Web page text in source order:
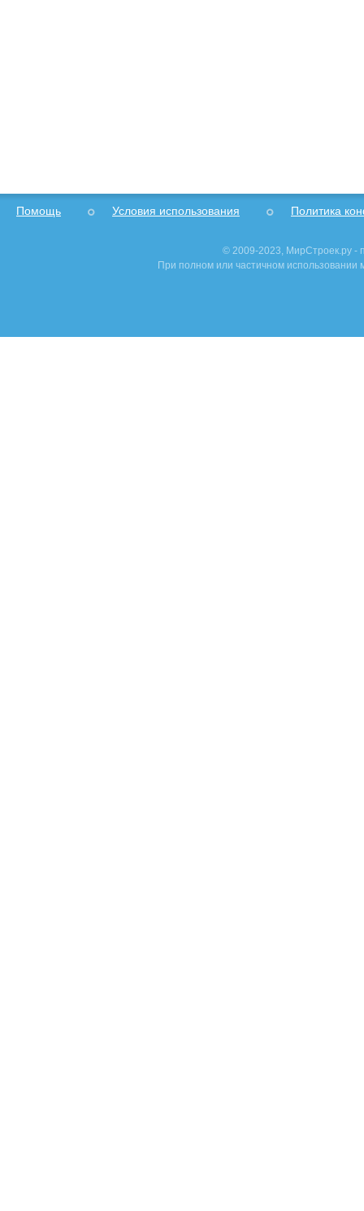
Помощь Условия использования Политика
© 2009-2023, МирСтроек.ру -
При полном или частичном использовании